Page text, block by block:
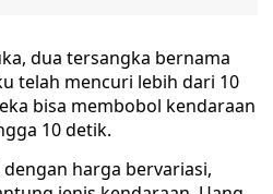
dua tersangka bernama
telah mencuri lebih dari 10
bisa membobol kendaraan
10 detik.
harga bervariasi,